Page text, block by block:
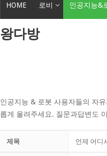
HOME 로비 인공지능&
왕다방
인공지능 & 로봇 사용자들의 자
롭게 올려주세요. 질문과답변도
제목 언제 어디